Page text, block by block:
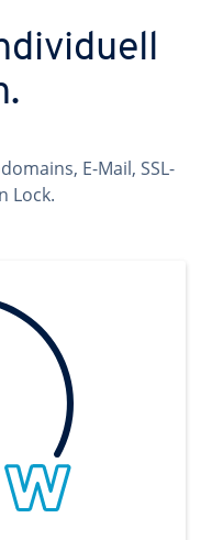
E-Mail, SSL-
Lock.